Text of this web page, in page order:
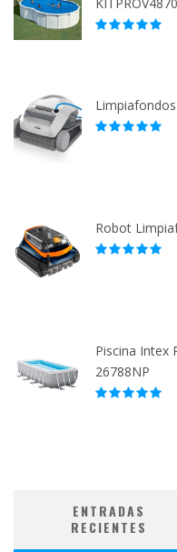
Robot
Piscina Intex
26788NP
ENTRADAS
RECIENTES